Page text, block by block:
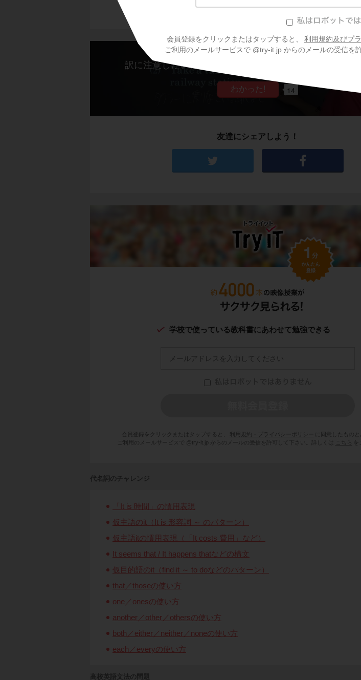
会員登録をクリックまたはタップすると、 利用規約及びプ
ご利用のメールサービスで @try-it.jp からのメールの受信を
訳に注意したい代名詞（一般のyou / 天気・時間・距離の
14
友達にシェアしよう！
学校で使っている教科書にあわせて勉強できる
会員登録をクリックまたはタップすると、 利用規約・プライバシーポリシー
に同意したもの
ご利用のメールサービスで @try-it.jp からのメールの受信を許可して下さい。詳しくは
こちら
代名詞のチャレンジ
「It is 時間」の慣用表現
仮主語のit（It is 形容詞 ～ のパターン）
仮主語itの慣用表現（「It costs 費用」など）
It seems that / It happens thatなどの構文
仮目的語のit（find it ～ to doなどのパターン）
that／thoseの使い方
one／onesの使い方
another／other／othersの使い方
both／either／neither／noneの使い方
each／everyの使い方
高校英語文法の問題